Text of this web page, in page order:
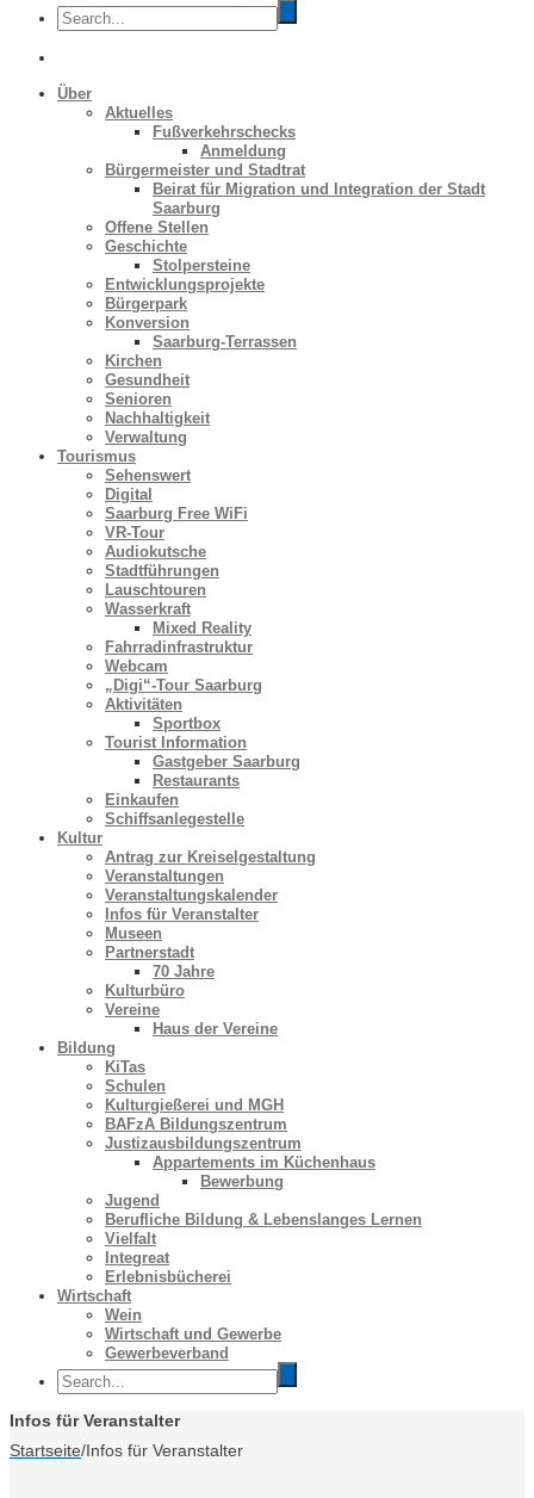
Über
Aktuelles
Fußverkehrschecks
Anmeldung
Bürgermeister und Stadtrat
Beirat für Migration und Integration der Stadt
Saarburg
Offene Stellen
Geschichte
Stolpersteine
Entwicklungsprojekte
Bürgerpark
Konversion
Saarburg-Terrassen
Kirchen
Gesundheit
Senioren
Nachhaltigkeit
Verwaltung
Tourismus
Sehenswert
Digital
Saarburg Free WiFi
VR-Tour
Audiokutsche
Stadtführungen
Lauschtouren
Wasserkraft
Mixed Reality
Fahrradinfrastruktur
Webcam
„Digi“-Tour Saarburg
Aktivitäten
Sportbox
Tourist Information
Gastgeber Saarburg
Restaurants
Einkaufen
Schiffsanlegestelle
Kultur
Antrag zur Kreiselgestaltung
Veranstaltungen
Veranstaltungskalender
Infos für Veranstalter
Museen
Partnerstadt
70 Jahre
Kulturbüro
Vereine
Haus der Vereine
Bildung
KiTas
Schulen
Kulturgießerei und MGH
BAFzA Bildungszentrum
Justizausbildungszentrum
Appartements im Küchenhaus
Bewerbung
Jugend
Berufliche Bildung & Lebenslanges Lernen
Vielfalt
Integreat
Erlebnisbücherei
Wirtschaft
Wein
Wirtschaft und Gewerbe
Gewerbeverband
Infos für Veranstalter
Startseite/Infos für Veranstalter